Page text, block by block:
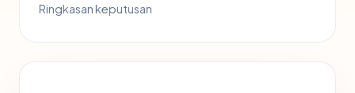
Ringkasan keputusan